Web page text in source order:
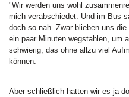
"Wir werden uns wohl
mich verabschiedet. Und im Bus
doch so nah. Zwar blieben uns
ein paar Minuten wegstahlen, um
schwierig, das ohne allzu viel
können.
Aber schließlich hatten wir es ja